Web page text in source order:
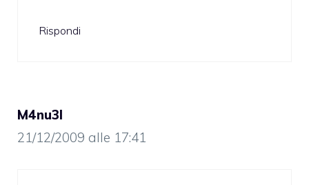
Rispondi
M4nu3l
21/12/2009 alle 17:41